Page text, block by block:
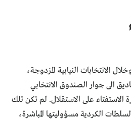
الثاني / يناير2005، وخلال الانتخابات النيابية المزدوجة،
الى جوار الصندوق الانتخابي
على الاستقلال. لم تكن تلك
الكردية مسؤوليتها المباشرة،